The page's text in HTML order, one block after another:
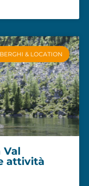
& LOCATION
Val
attività